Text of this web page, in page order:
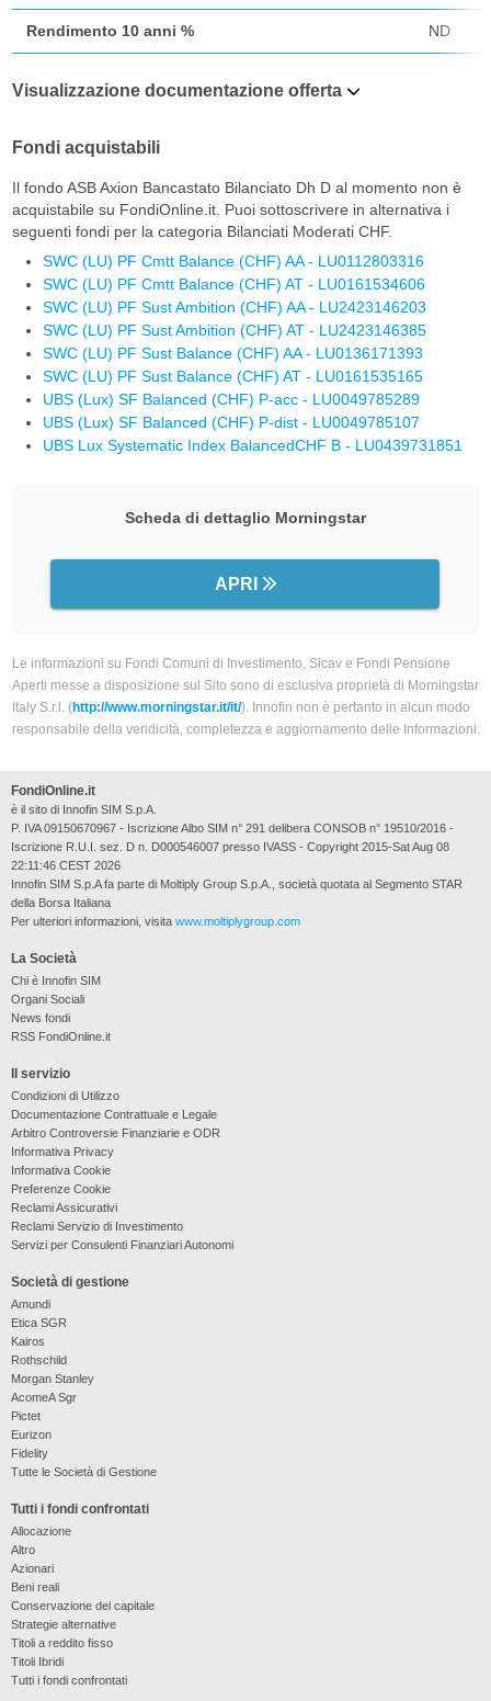
Rendimento 10 anni % ND
Visualizzazione documentazione offerta
Fondi acquistabili
Il fondo ASB Axion Bancastato Bilanciato Dh D al momento non è
acquistabile su FondiOnline.it. Puoi sottoscrivere in alternativa i
seguenti fondi per la categoria Bilanciati Moderati CHF.
SWC (LU) PF Cmtt Balance (CHF) AA - LU0112803316
SWC (LU) PF Cmtt Balance (CHF) AT - LU0161534606
SWC (LU) PF Sust Ambition (CHF) AA - LU2423146203
SWC (LU) PF Sust Ambition (CHF) AT - LU2423146385
SWC (LU) PF Sust Balance (CHF) AA - LU0136171393
SWC (LU) PF Sust Balance (CHF) AT - LU0161535165
UBS (Lux) SF Balanced (CHF) P-acc - LU0049785289
UBS (Lux) SF Balanced (CHF) P-dist - LU0049785107
UBS Lux Systematic Index BalancedCHF B - LU0439731851
Scheda di dettaglio Morningstar
APRI
Le informazioni su Fondi Comuni di Investimento, Sicav e Fondi Pensione
Aperti messe a disposizione sul Sito sono di esclusiva proprietà di Morningstar
Italy S.r.l. (http://www.morningstar.it/it/). Innofin non è pertanto in alcun modo
responsabile della veridicità, completezza e aggiornamento delle Informazioni.
La Società
Chi è Innofin SIM
Organi Sociali
News fondi
RSS FondiOnline.it
Il servizio
Condizioni di Utilizzo
Documentazione Contrattuale e Legale
Arbitro Controversie Finanziarie e ODR
Informativa Privacy
Informativa Cookie
Preferenze Cookie
Reclami Assicurativi
Reclami Servizio di Investimento
Servizi per Consulenti Finanziari Autonomi
Società di gestione
Amundi
Etica SGR
Kairos
Rothschild
Morgan Stanley
AcomeA Sgr
Pictet
Eurizon
Fidelity
Tutte le Società di Gestione
Tutti i fondi confrontati
Allocazione
Altro
Azionari
Beni reali
Conservazione del capitale
Strategie alternative
Titoli a reddito fisso
Titoli Ibridi
Tutti i fondi confrontati
FondiOnline.it
è il sito di Innofin SIM S.p.A.
P. IVA 09150670967 - Iscrizione Albo SIM n° 291 delibera CONSOB n° 19510/2016 -
Iscrizione R.U.I. sez. D n. D000546007 presso IVASS - Copyright 2015-Sat Aug 08
22:11:46 CEST 2026
Innofin SIM S.p.A fa parte di Moltiply Group S.p.A., società quotata al Segmento STAR
della Borsa Italiana
Per ulteriori informazioni, visita www.moltiplygroup.com